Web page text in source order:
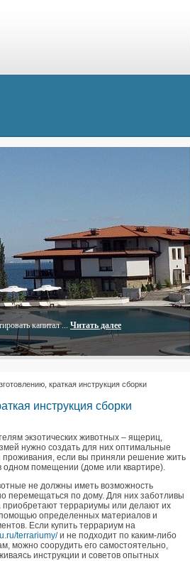
капитал ... Читать далее
краткая инструкция сборки
инструкция сборки
экзотических животных – ящериц,
нужно создать для них оптимальные
проживания, если вы приняли решение жить
одном помещении (доме или квартире).
не должны иметь возможность
перемещаться по дому. Для них заботливы
приобретают террариумы или делают их
определенных материалов и
Если купить террариум на
terrariumy/и не подходит по каким-либо
можно соорудить его самостоятельно,
инструкции и советов опытных